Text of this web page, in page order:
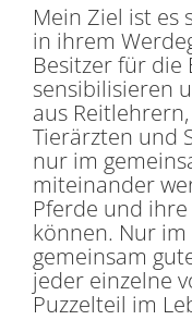
Mein Ziel ist es
in ihrem
Besitzer für die
sensibilisieren
aus
Tierärzten und
nur im
miteinander
Pferde und
können. Nur
gemeinsam
jeder einzelne
Puzzelteil im